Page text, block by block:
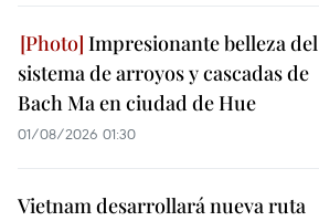
Impresionante belleza del
sistema de arroyos y cascadas de
Bach Ma en ciudad de Hue
01/08/2026 01:30
Vietnam desarrollará nueva ruta